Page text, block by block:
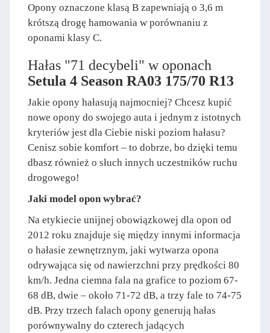
Opony oznaczone klasą B zapewniają o 3,6 m
krótszą drogę hamowania w porównaniu z
oponami klasy C.
Hałas "71 decybeli" w oponach
Setula 4 Season RA03 175/70 R13
Jakie opony hałasują najmocniej? Chcesz kupić
nowe opony do swojego auta i jednym z istotnych
kryteriów jest dla Ciebie niski poziom hałasu?
Cenisz sobie komfort – to dobrze, bo dzięki temu
dbasz również o słuch innych uczestników ruchu
drogowego!
Jaki model opon wybrać?
Na etykiecie unijnej obowiązkowej dla opon od
2012 roku znajduje się między innymi informacja
o hałasie zewnętrznym, jaki wytwarza opona
odrywająca się od nawierzchni przy prędkości 80
km/h. Jedna ciemna fala na grafice to poziom 67-
68 dB, dwie – około 71-72 dB, a trzy fale to 74-75
dB. Przy trzech falach opony generują hałas
porównywalny do czterech jadących